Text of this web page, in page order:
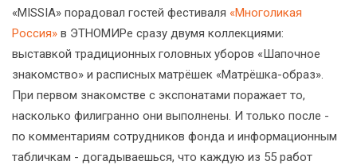
«MISSIA» порадовал гостей фестиваля «Многоликая
Россия» в ЭТНОМИРе сразу двумя коллекциями:
выставкой традиционных головных уборов «Шапочное
знакомство» и расписных матрёшек «Матрёшка-образ».
При первом знакомстве с экспонатами поражает то,
насколько филигранно они выполнены. И только после -
по комментариям сотрудников фонда и информационным
табличкам - догадываешься, что каждую из 55 работ